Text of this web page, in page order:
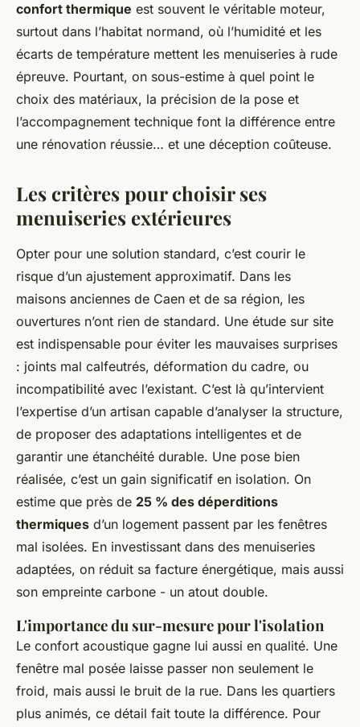
confort thermique est souvent le véritable moteur,
surtout dans l’habitat normand, où l’humidité et les
écarts de température mettent les menuiseries à rude
épreuve. Pourtant, on sous-estime à quel point le
choix des matériaux, la précision de la pose et
l’accompagnement technique font la différence entre
une rénovation réussie… et une déception coûteuse.
Les critères pour choisir ses
menuiseries extérieures
Opter pour une solution standard, c’est courir le
risque d’un ajustement approximatif. Dans les
maisons anciennes de Caen et de sa région, les
ouvertures n’ont rien de standard. Une étude sur site
est indispensable pour éviter les mauvaises surprises
: joints mal calfeutrés, déformation du cadre, ou
incompatibilité avec l’existant. C’est là qu’intervient
l’expertise d’un artisan capable d’analyser la structure,
de proposer des adaptations intelligentes et de
garantir une étanchéité durable. Une pose bien
réalisée, c’est un gain significatif en isolation. On
estime que près de 25 % des déperditions
thermiques d’un logement passent par les fenêtres
mal isolées. En investissant dans des menuiseries
adaptées, on réduit sa facture énergétique, mais aussi
son empreinte carbone - un atout double.
L'importance du sur-mesure pour l'isolation
Le confort acoustique gagne lui aussi en qualité. Une
fenêtre mal posée laisse passer non seulement le
froid, mais aussi le bruit de la rue. Dans les quartiers
plus animés, ce détail fait toute la différence. Pour